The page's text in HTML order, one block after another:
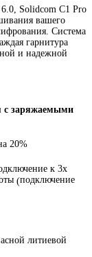
Solidcom C1 Pro
вашего
Система
гарнитура
и надежной
с заряжаемыми
20%
к 3х
(подключение
литиевой